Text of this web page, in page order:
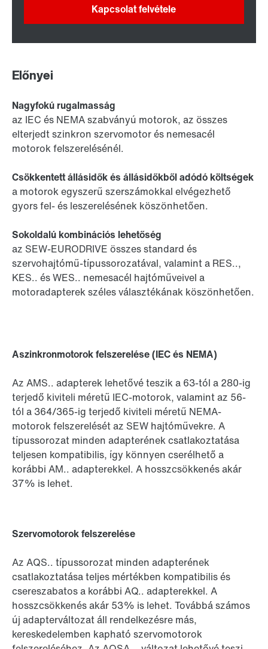
Aszinkronmotorok felszerelése (IEC és NEMA)
Az AMS.. adapterek lehetővé teszik a 63-tól a 280-ig
terjedő kiviteli méretű IEC-motorok, valamint az 56-
tól a 364/365-ig terjedő kiviteli méretű NEMA-
motorok felszerelését az SEW hajtóművekre. A
típussorozat minden adapterének csatlakoztatása
teljesen kompatibilis, így könnyen cserélhető a
korábbi AM.. adapterekkel. A hosszcsökkenés akár
37% is lehet.
Szervomotorok felszerelése
Az AQS.. típussorozat minden adapterének
csatlakoztatása teljes mértékben kompatibilis és
csereszabatos a korábbi AQ.. adapterekkel. A
hosszcsökkenés akár 53% is lehet. Továbbá számos
új adapterváltozat áll rendelkezésre más,
kereskedelemben kapható szervomotorok
Kapcsolat felvétele
Előnyei
Nagyfokú rugalmasság
az IEC és NEMA szabványú motorok, az összes
elterjedt szinkron szervomotor és nemesacél
motorok felszerelésénél.
Csökkentett állásidők és állásidőkből adódó költségek
a motorok egyszerű szerszámokkal elvégezhető
gyors fel- és leszerelésének köszönhetően.
Sokoldalú kombinációs lehetőség
az SEW-EURODRIVE összes standard és
szervohajtómű-típussorozatával, valamint a RES..,
KES.. és WES.. nemesacél hajtóműveivel a
motoradapterek széles választékának köszönhetően.